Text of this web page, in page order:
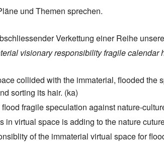
und Themen sprechen.
Verkettung einer Reihe
visionaryresponsibilityfragilecalendar
collided with the immaterial, flooded
sorting its hair. (ka)
fragile speculation against nature-
in virtual space is adding to the nature
of the immaterial virtual space for